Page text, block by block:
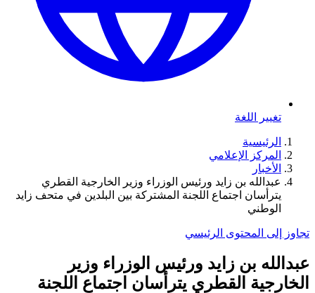
تغيير اللغة
الرئيسية
المركز الإعلامي
الأخبار
عبدالله بن زايد ورئيس الوزراء وزير الخارجية القطري
يترأسان اجتماع اللجنة المشتركة بين البلدين في متحف زايد
الوطني
تجاوز إلى المحتوى الرئيسي
عبدالله بن زايد ورئيس الوزراء وزير
الخارجية القطري يترأسان اجتماع اللجنة